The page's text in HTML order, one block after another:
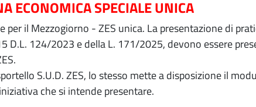
ECONOMICA SPECIALE UNICA
per il Mezzogiorno - ZES unica. La presentazione di
D.L. 124/2023 e della L. 171/2025, devono essere
S.U.D. ZES, lo stesso mette a disposizione il
che si intende presentare.